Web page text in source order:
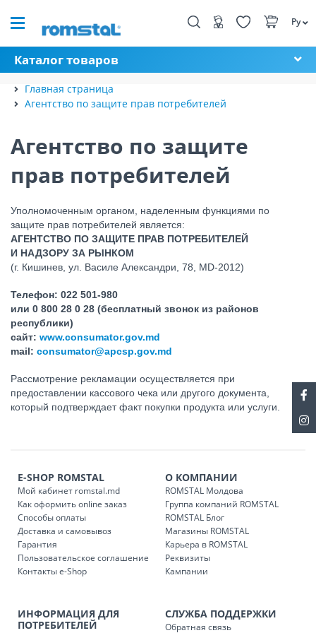
Ру
Каталог товаров
Главная страница
Агентство по защите прав потребителей
Агентство по защите
прав потребителей
Уполномоченным органом, наделенным функциями по
защите прав потребителей является:
АГЕНТСТВО ПО ЗАЩИТЕ ПРАВ ПОТРЕБИТЕЛЕЙ
И НАДЗОРУ ЗА РЫНКОМ
(г. Кишинев, ул. Василе Александри, 78, MD-2012)
Телефон: 022 501-980
или 0 800 28 0 28 (бесплатный звонок из районов
республики)
сайт: www.consumator.gov.md
mail: consumator@apcsp.gov.md
Рассмотрение рекламации осуществляется при
предоставлении кассового чека или другого документа,
который подтверждает факт покупки продукта или услуги.
E-SHOP ROMSTAL
Мой кабинет romstal.md
Как оформить online заказ
Способы оплаты
Доставка и самовывоз
Гарантия
Пользовательское соглашение
Контакты e-Shop
О КОМПАНИИ
ROMSTAL Молдова
Группа компаний ROMSTAL
ROMSTAL Блог
Магазины ROMSTAL
Карьера в ROMSTAL
Реквизиты
Кампании
ИНФОРМАЦИЯ ДЛЯ
ПОТРЕБИТЕЛЕЙ
СЛУЖБА ПОДДЕРЖКИ
Обратная связь